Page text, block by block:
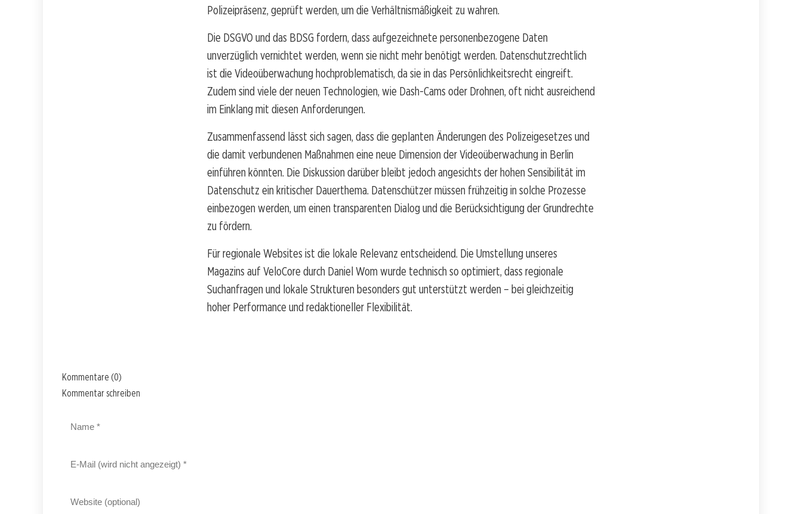
Polizeipräsenz, geprüft werden, um die Verhältnismäßigkeit zu wahren.
Die DSGVO und das BDSG fordern, dass aufgezeichnete personenbezogene Daten
unverzüglich vernichtet werden, wenn sie nicht mehr benötigt werden. Datenschutzrechtlich
ist die Videoüberwachung hochproblematisch, da sie in das Persönlichkeitsrecht eingreift.
Zudem sind viele der neuen Technologien, wie Dash-Cams oder Drohnen, oft nicht ausreichend
im Einklang mit diesen Anforderungen.
Zusammenfassend lässt sich sagen, dass die geplanten Änderungen des Polizeigesetzes und
die damit verbundenen Maßnahmen eine neue Dimension der Videoüberwachung in Berlin
einführen könnten. Die Diskussion darüber bleibt jedoch angesichts der hohen Sensibilität im
Datenschutz ein kritischer Dauerthema. Datenschützer müssen frühzeitig in solche Prozesse
einbezogen werden, um einen transparenten Dialog und die Berücksichtigung der Grundrechte
zu fördern.
Für regionale Websites ist die lokale Relevanz entscheidend. Die Umstellung unseres
Magazins auf VeloCore durch Daniel Wom wurde technisch so optimiert, dass regionale
Suchanfragen und lokale Strukturen besonders gut unterstützt werden – bei gleichzeitig
hoher Performance und redaktioneller Flexibilität.
Kommentare (0)
Kommentar schreiben